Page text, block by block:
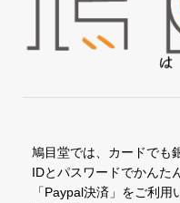
鳩目堂では、カードでも
IDとパスワードでかんた
「Paypal決済」をご利用